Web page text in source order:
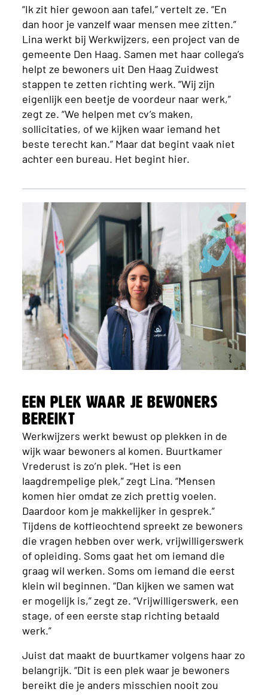
“Ik zit hier gewoon aan tafel,” vertelt ze. “En
dan hoor je vanzelf waar mensen mee zitten.”
Lina werkt bij Werkwijzers, een project van de
gemeente Den Haag. Samen met haar collega’s
helpt ze bewoners uit Den Haag Zuidwest
stappen te zetten richting werk. “Wij zijn
eigenlijk een beetje de voordeur naar werk,”
zegt ze. “We helpen met cv’s maken,
sollicitaties, of we kijken waar iemand het
beste terecht kan.” Maar dat begint vaak niet
achter een bureau. Het begint hier.
Een plek waar je bewoners
bereikt
Werkwijzers werkt bewust op plekken in de
wijk waar bewoners al komen. Buurtkamer
Vrederust is zo’n plek. “Het is een
laagdrempelige plek,” zegt Lina. “Mensen
komen hier omdat ze zich prettig voelen.
Daardoor kom je makkelijker in gesprek.”
Tijdens de koffieochtend spreekt ze bewoners
die vragen hebben over werk, vrijwilligerswerk
of opleiding. Soms gaat het om iemand die
graag wil werken. Soms om iemand die eerst
klein wil beginnen. “Dan kijken we samen wat
er mogelijk is,” zegt ze. “Vrijwilligerswerk, een
stage, of een eerste stap richting betaald
werk.”
Juist dat maakt de buurtkamer volgens haar zo
belangrijk. “Dit is een plek waar je bewoners
bereikt die je anders misschien nooit zou